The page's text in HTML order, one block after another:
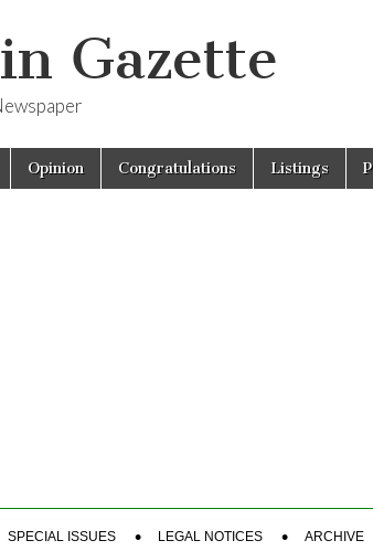
Gazette
Opinion Congratulations Listings
SPECIAL ISSUES LEGAL NOTICES ARCHIVE